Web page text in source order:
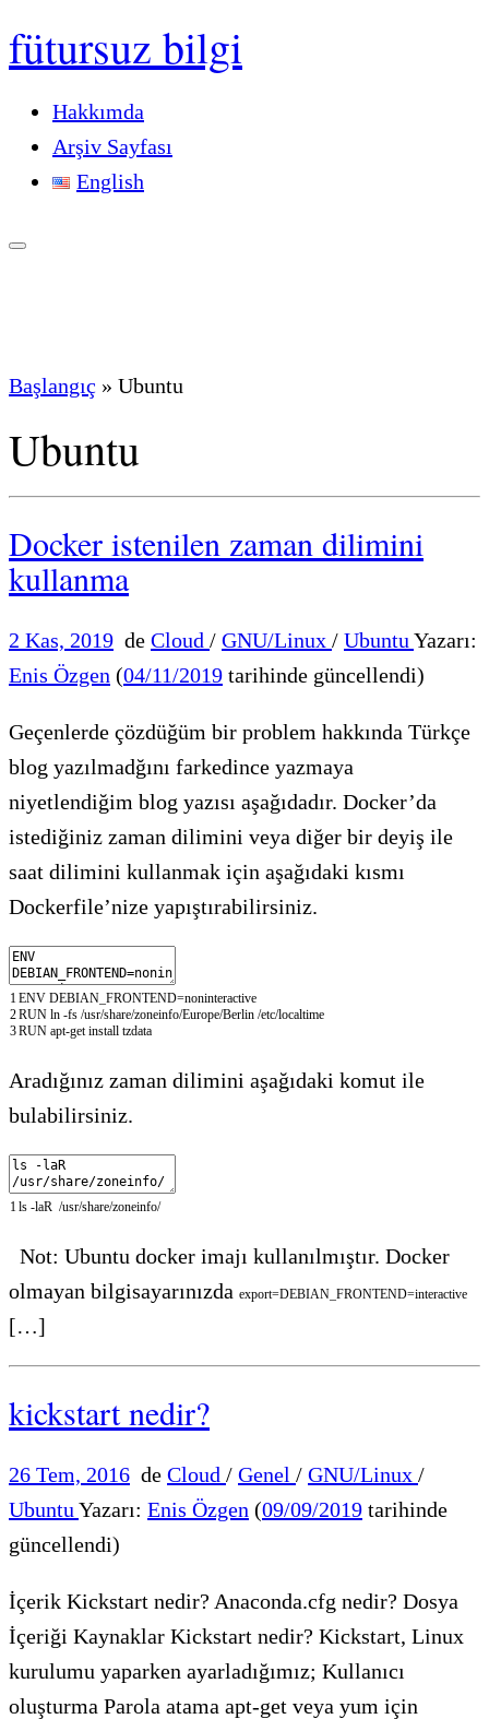
fütursuz bilgi
Hakkımda
Arşiv Sayfası
English
Başlangıç » Ubuntu
Ubuntu
Docker istenilen zaman dilimini
kullanma
2 Kas, 2019 de Cloud / GNU/Linux / Ubuntu Yazarı:
Enis Özgen (04/11/2019 tarihinde güncellendi)
Geçenlerde çözdüğüm bir problem hakkında Türkçe
blog yazılmadğını farkedince yazmaya
niyetlendiğim blog yazısı aşağıdadır. Docker’da
istediğiniz zaman dilimini veya diğer bir deyiş ile
saat dilimini kullanmak için aşağıdaki kısmı
Dockerfile’nize yapıştırabilirsiniz.
1
2
3
ENV DEBIAN FRONTEND=noninteractive
RUN ln -fs /usr/share/zoneinfo/Europe/Berlin /etc/localtime
RUN apt-get install tzdata
Aradığınız zaman dilimini aşağıdaki komut ile
bulabilirsiniz.
1ls -laR /usr/share/zoneinfo/
Not: Ubuntu docker imajı kullanılmıştır. Docker
olmayan bilgisayarınızda export=DEBIAN_FRONTEND=interactive
[…]
kickstart nedir?
26 Tem, 2016 de Cloud / Genel / GNU/Linux /
Ubuntu Yazarı: Enis Özgen (09/09/2019 tarihinde
güncellendi)
İçerik Kickstart nedir? Anaconda.cfg nedir? Dosya
İçeriği Kaynaklar Kickstart nedir? Kickstart, Linux
kurulumu yaparken ayarladığımız; Kullanıcı
oluşturma Parola atama apt-get veya yum için